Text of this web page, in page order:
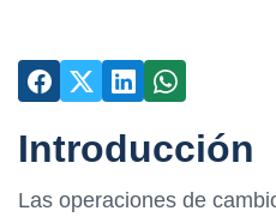
Introducción
Las operaciones de